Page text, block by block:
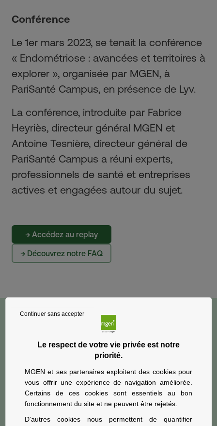
Le respect de votre vie privée est notre
priorité.
MGEN et ses partenaires exploitent des cookies pour
vous offrir une expérience de navigation améliorée.
Certains de ces cookies sont essentiels au bon
fonctionnement du site et ne peuvent être rejetés.
D'autres cookies nous permettent de quantifier
Continuer sans accepter
Conférence
Le 1er mars 2023, se tenait la conférence
« Endométriose : avancées et territoires à
explorer », organisée par MGEN, à
PariSanté Campus, en présence de Lyv.
La conférence, introduite par Fabrice
Heyriès, directeur général MGEN et
Antoine Tesnière, directeur général de
PariSanté Campus a réuni experts,
professionnels de santé et entreprises
actives et engagées autour du sujet.
→ Accédez au replay
→ Découvrez notre FAQ